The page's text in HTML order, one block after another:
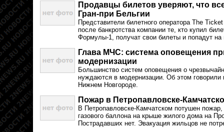
Продавцы билетов уверяют, что
Гран-при Бельгии
Представители билетного оператора The
после банкротства компании те, кто купил
Формулы-1, получат свои билеты и попадут на
Глава МЧС: система оповещения
модернизации
Большинство систем оповещения о
нуждаются в модернизации. Об этом
Нижнем Новгороде.
Пожар в Петропавловске-
В Петропавловске-Камчатском потушен
газового баллона на крыше жилого дома на
Пострадавших нет. Эвакуация жильцов не